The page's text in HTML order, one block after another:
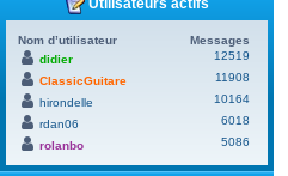
Utilisateurs actifs
Nom d’utilisateur
Messages
didier
12519
ClassicGuitare
11908
hirondelle
10164
rdan06
6018
rolanbo
5086